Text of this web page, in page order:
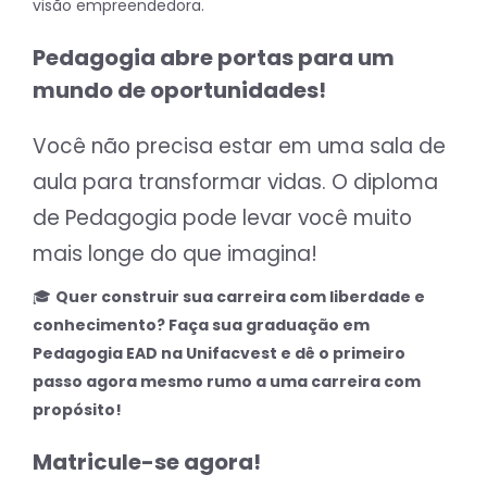
visão empreendedora.
Pedagogia abre portas para um
mundo de oportunidades!
Você não precisa estar em uma sala de
aula para transformar vidas. O diploma
de Pedagogia pode levar você muito
mais longe do que imagina!
🎓 Quer construir sua carreira com liberdade e
conhecimento? Faça sua graduação em
Pedagogia EAD na Unifacvest e dê o primeiro
passo agora mesmo rumo a uma carreira com
propósito!
Matricule-se agora!